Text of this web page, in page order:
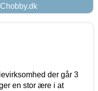
der går 3
en stor ære i at